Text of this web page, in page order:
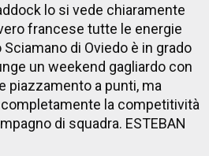
lo si vede chiaramente
francese tutte le energie
di Oviedo è in grado
un weekend gagliardo con
piazzamento a punti, ma
la competitività
di squadra. ESTEBAN